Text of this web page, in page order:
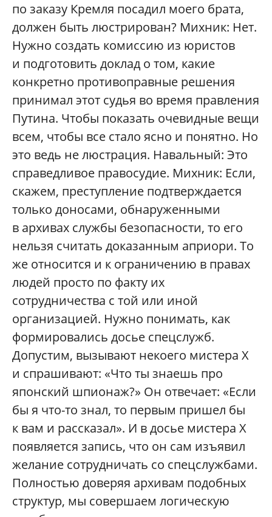
по заказу Кремля посадил моего брата,
должен быть люстрирован? Михник: Нет.
Нужно создать комиссию из юристов
и подготовить доклад о том, какие
конкретно противоправные решения
принимал этот судья во время правления
Путина. Чтобы показать очевидные вещи
всем, чтобы все стало ясно и понятно. Но
это ведь не люстрация. Навальный: Это
справедливое правосудие. Михник: Если,
скажем, преступление подтверждается
только доносами, обнаруженными
в архивах службы безопасности, то его
нельзя считать доказанным априори. То
же относится и к ограничению в правах
людей просто по факту их
сотрудничества с той или иной
организацией. Нужно понимать, как
формировались досье спецслужб.
Допустим, вызывают некоего мистера X
и спрашивают: «Что ты знаешь про
японский шпионаж?» Он отвечает: «Если
бы я что-то знал, то первым пришел бы
к вам и рассказал». И в досье мистера X
появляется запись, что он сам изъявил
желание сотрудничать со спецслужбами.
Полностью доверяя архивам подобных
структур, мы совершаем логическую